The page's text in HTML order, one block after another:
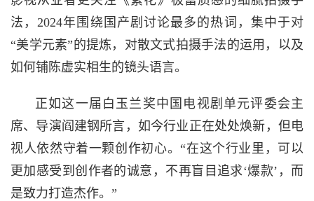
法，2024年围绕国产剧讨论最多的热词，集中于对
“美学元素”的提炼，对散文式拍摄手法的运用，以及
如何铺陈虚实相生的镜头语言。
正如这一届白玉兰奖中国电视剧单元评委会主
席、导演阎建钢所言，如今行业正在处处焕新，但电
视人依然守着一颗创作初心。“在这个行业里，可以
更加感受到创作者的诚意，不再盲目追求‘爆款’，而
是致力打造杰作。”